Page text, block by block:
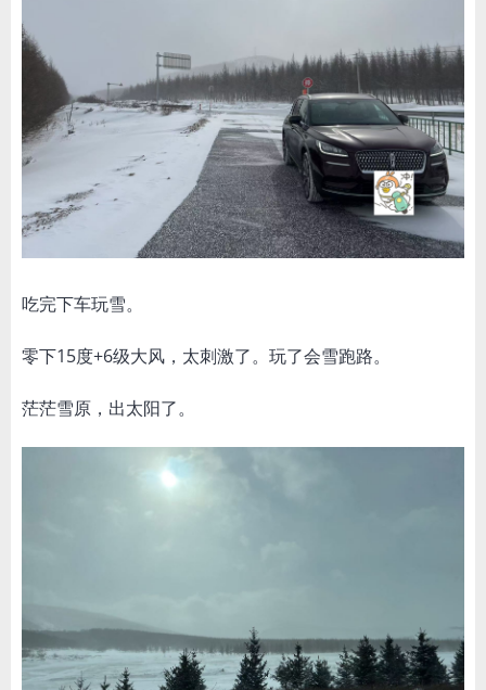
吃完下车玩雪。
零下15度+6级大风，太刺激了。玩了会雪跑路。
茫茫雪原，出太阳了。